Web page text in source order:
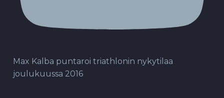
Max Kalba puntaroi triathlonin nykytilaa
joulukuussa 2016